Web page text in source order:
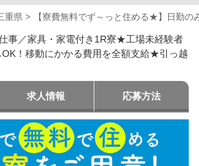
重県 > 【寮費無料でず～っと住める★】日勤
事／家具・家電付き1R寮★工場未経験者
！移動にかかる費用を全額支給★引っ越
求人情報 応募方法